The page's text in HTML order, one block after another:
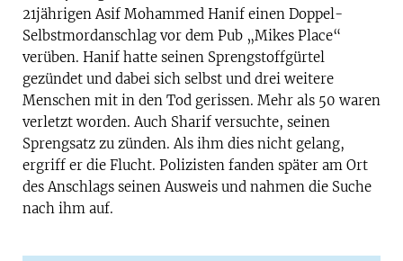
21jährigen Asif Mohammed Hanif einen Doppel-
Selbstmordanschlag vor dem Pub „Mikes Place“
verüben. Hanif hatte seinen Sprengstoffgürtel
gezündet und dabei sich selbst und drei weitere
Menschen mit in den Tod gerissen. Mehr als 50 waren
verletzt worden. Auch Sharif versuchte, seinen
Sprengsatz zu zünden. Als ihm dies nicht gelang,
ergriff er die Flucht. Polizisten fanden später am Ort
des Anschlags seinen Ausweis und nahmen die Suche
nach ihm auf.